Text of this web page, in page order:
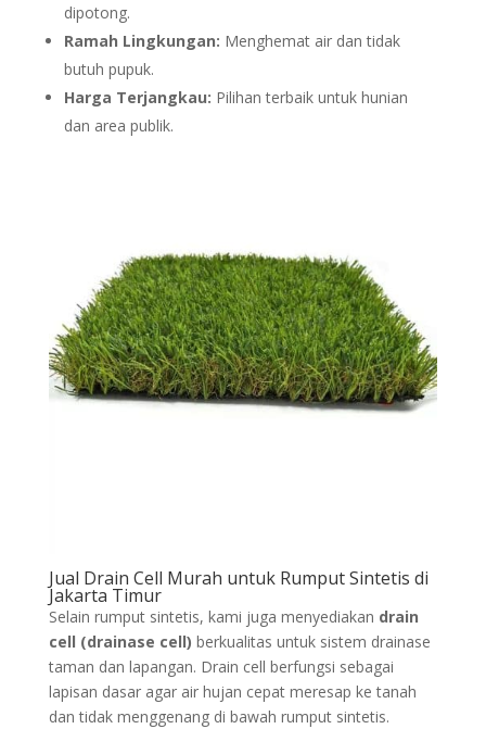
dipotong.
Ramah Lingkungan: Menghemat air dan tidak
butuh pupuk.
Harga Terjangkau: Pilihan terbaik untuk hunian
dan area publik.
Jual Drain Cell Murah untuk Rumput Sintetis di
Jakarta Timur
Selain rumput sintetis, kami juga menyediakan drain
cell (drainase cell) berkualitas untuk sistem drainase
taman dan lapangan. Drain cell berfungsi sebagai
lapisan dasar agar air hujan cepat meresap ke tanah
dan tidak menggenang di bawah rumput sintetis.